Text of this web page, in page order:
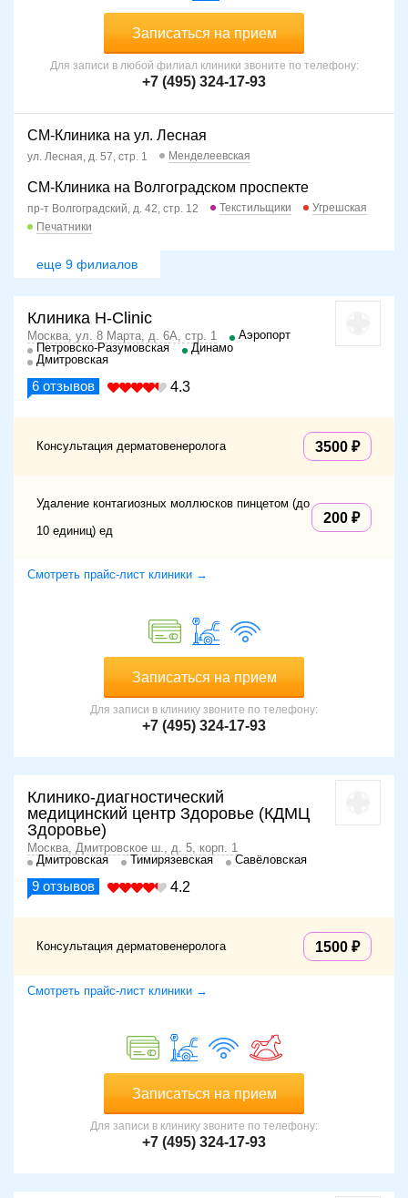
Записаться на прием
Для записи в любой филиал клиники звоните по телефону:
+7 (495) 324-17-93
СМ-Клиника на ул. Лесная
ул. Лесная, д. 57, стр. 1 Менделеевская
СМ-Клиника на Волгоградском проспекте
пр-т Волгоградский, д. 42, стр. 12 Текстильщики
Угрешская
Печатники
еще 9 филиалов
Клиника H-Clinic
Москва, ул. 8 Марта, д. 6А, стр. 1
Аэропорт
Петровско-Разумовская
Динамо
Дмитровская
6 отзывов 4.3
Консультация дерматовенеролога 3500
Удаление контагиозных моллюсков пинцетом (до
10 единиц) ед
200
Смотреть прайс-лист клиники →
Записаться на прием
Для записи в клинику звоните по телефону:
+7 (495) 324-17-93
Клинико-диагностический
медицинский центр Здоровье (КДМЦ
Здоровье)
Москва, Дмитровское ш., д. 5, корп. 1
Дмитровская
Тимирязевская Савёловская
9 отзывов 4.2
Консультация дерматовенеролога 1500
Смотреть прайс-лист клиники →
Записаться на прием
Для записи в клинику звоните по телефону:
+7 (495) 324-17-93